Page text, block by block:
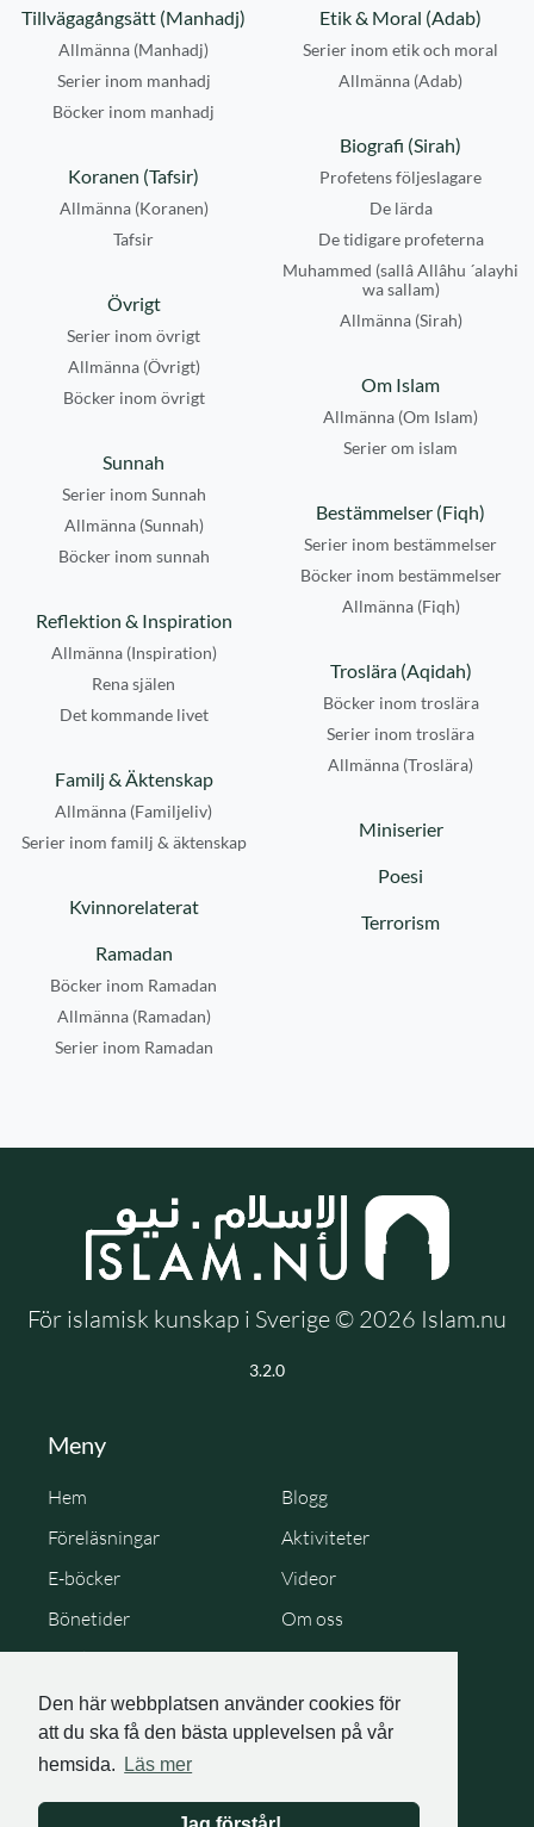
Den här webbplatsen använder cookies för
att du ska få den bästa upplevelsen på vår
hemsida.
Läs mer
Tillvägagångsätt (Manhadj)
Allmänna (Manhadj)
Serier inom manhadj
Böcker inom manhadj
Etik & Moral (Adab)
Serier inom etik och moral
Allmänna (Adab)
Biografi (Sirah)
Profetens följeslagare
De lärda
De tidigare profeterna
Muhammed (sallâ Allâhu ´alayhi
wa sallam)
Allmänna (Sirah)
Koranen (Tafsir)
Allmänna (Koranen)
Tafsir
Övrigt
Serier inom övrigt
Allmänna (Övrigt)
Böcker inom övrigt
Om Islam
Allmänna (Om Islam)
Serier om islam
Sunnah
Serier inom Sunnah
Allmänna (Sunnah)
Böcker inom sunnah
Bestämmelser (Fiqh)
Serier inom bestämmelser
Böcker inom bestämmelser
Allmänna (Fiqh)
Reflektion & Inspiration
Allmänna (Inspiration)
Rena själen
Det kommande livet
Troslära (Aqidah)
Böcker inom troslära
Serier inom troslära
Allmänna (Troslära)
Familj & Äktenskap
Allmänna (Familjeliv)
Serier inom familj & äktenskap
Miniserier
Poesi
Kvinnorelaterat
Terrorism
Ramadan
Böcker inom Ramadan
Allmänna (Ramadan)
Serier inom Ramadan
För islamisk kunskap i Sverige © 2026 Islam.nu
3.2.0
Meny
Hem
Blogg
Föreläsningar
Aktiviteter
E-böcker
Videor
Bönetider
Om oss
Cookie Policy
Personuppgiftspolicy